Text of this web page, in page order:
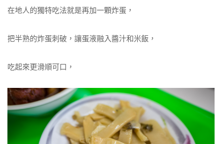
在地人的獨特吃法就是再加一顆炸蛋，
把半熟的炸蛋刺破，讓蛋液融入醬汁和米飯，
吃起來更滑順可口，